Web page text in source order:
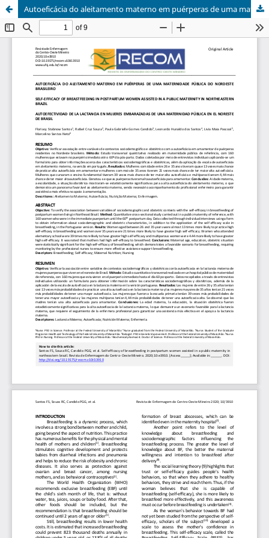
Autoeficácia do aleitamento materno em puérperas de uma maternidade pública do nordeste brasileiro